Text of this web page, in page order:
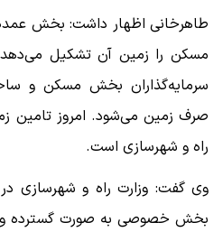
طاهرخانی اظهار داشت: بخش
مسکن را زمین آن تشکیل
سرمایه‌گذاران بخش مسکن و
صرف زمین می‌شود. امروز تامین
راه و شهرسازی است.
وی گفت: وزارت راه و شهرسازی
بخش خصوصی به صورت گسترده